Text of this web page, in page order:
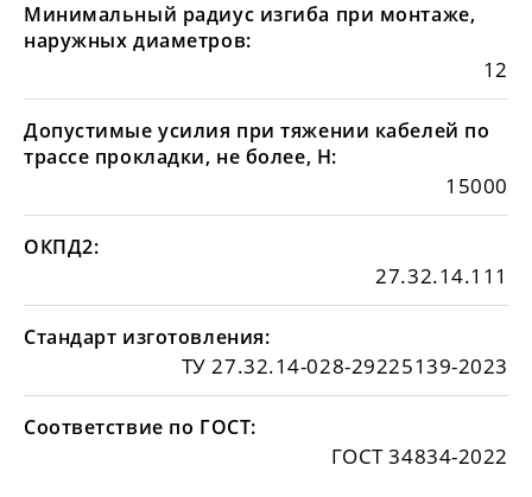
Минимальный радиус изгиба при монтаже,
наружных диаметров:
12
Допустимые усилия при тяжении кабелей по
трассе прокладки, не более, Н:
15000
ОКПД2:
27.32.14.111
Стандарт изготовления:
ТУ 27.32.14-028-29225139-2023
Соответствие по ГОСТ:
ГОСТ 34834-2022